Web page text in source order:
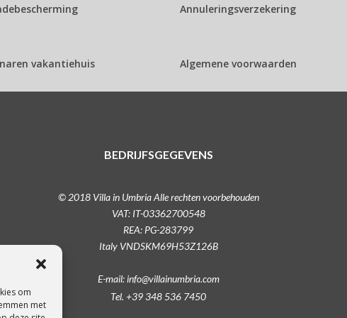
om
met
Annuleringsverzekering
vakantiehuis Algemene voorwaarden
BEDRIJFSGEGEVENS
© 2018 Villa in Umbria Alle rechten voorbehouden
VAT: IT-03362700548
REA: PG-283799
Italy VNDSKM69H53Z126B
E-mail: info@villainumbria.com
Tel. +39 348 536 7450